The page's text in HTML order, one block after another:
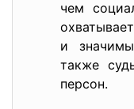
чем
и
также
персон.